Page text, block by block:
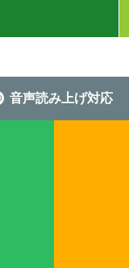
音声読み上げ対応